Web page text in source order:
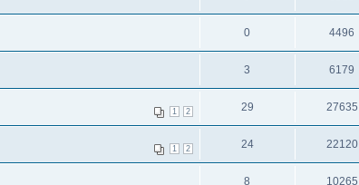
0 4496
3 6179
1 2 29 27635
1 2 24 22120
8 10265